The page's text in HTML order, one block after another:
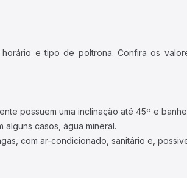
e tipo de poltrona. Confira os
possuem uma inclinação até 45º e
casos, água mineral.
com ar-condicionado, sanitário e,